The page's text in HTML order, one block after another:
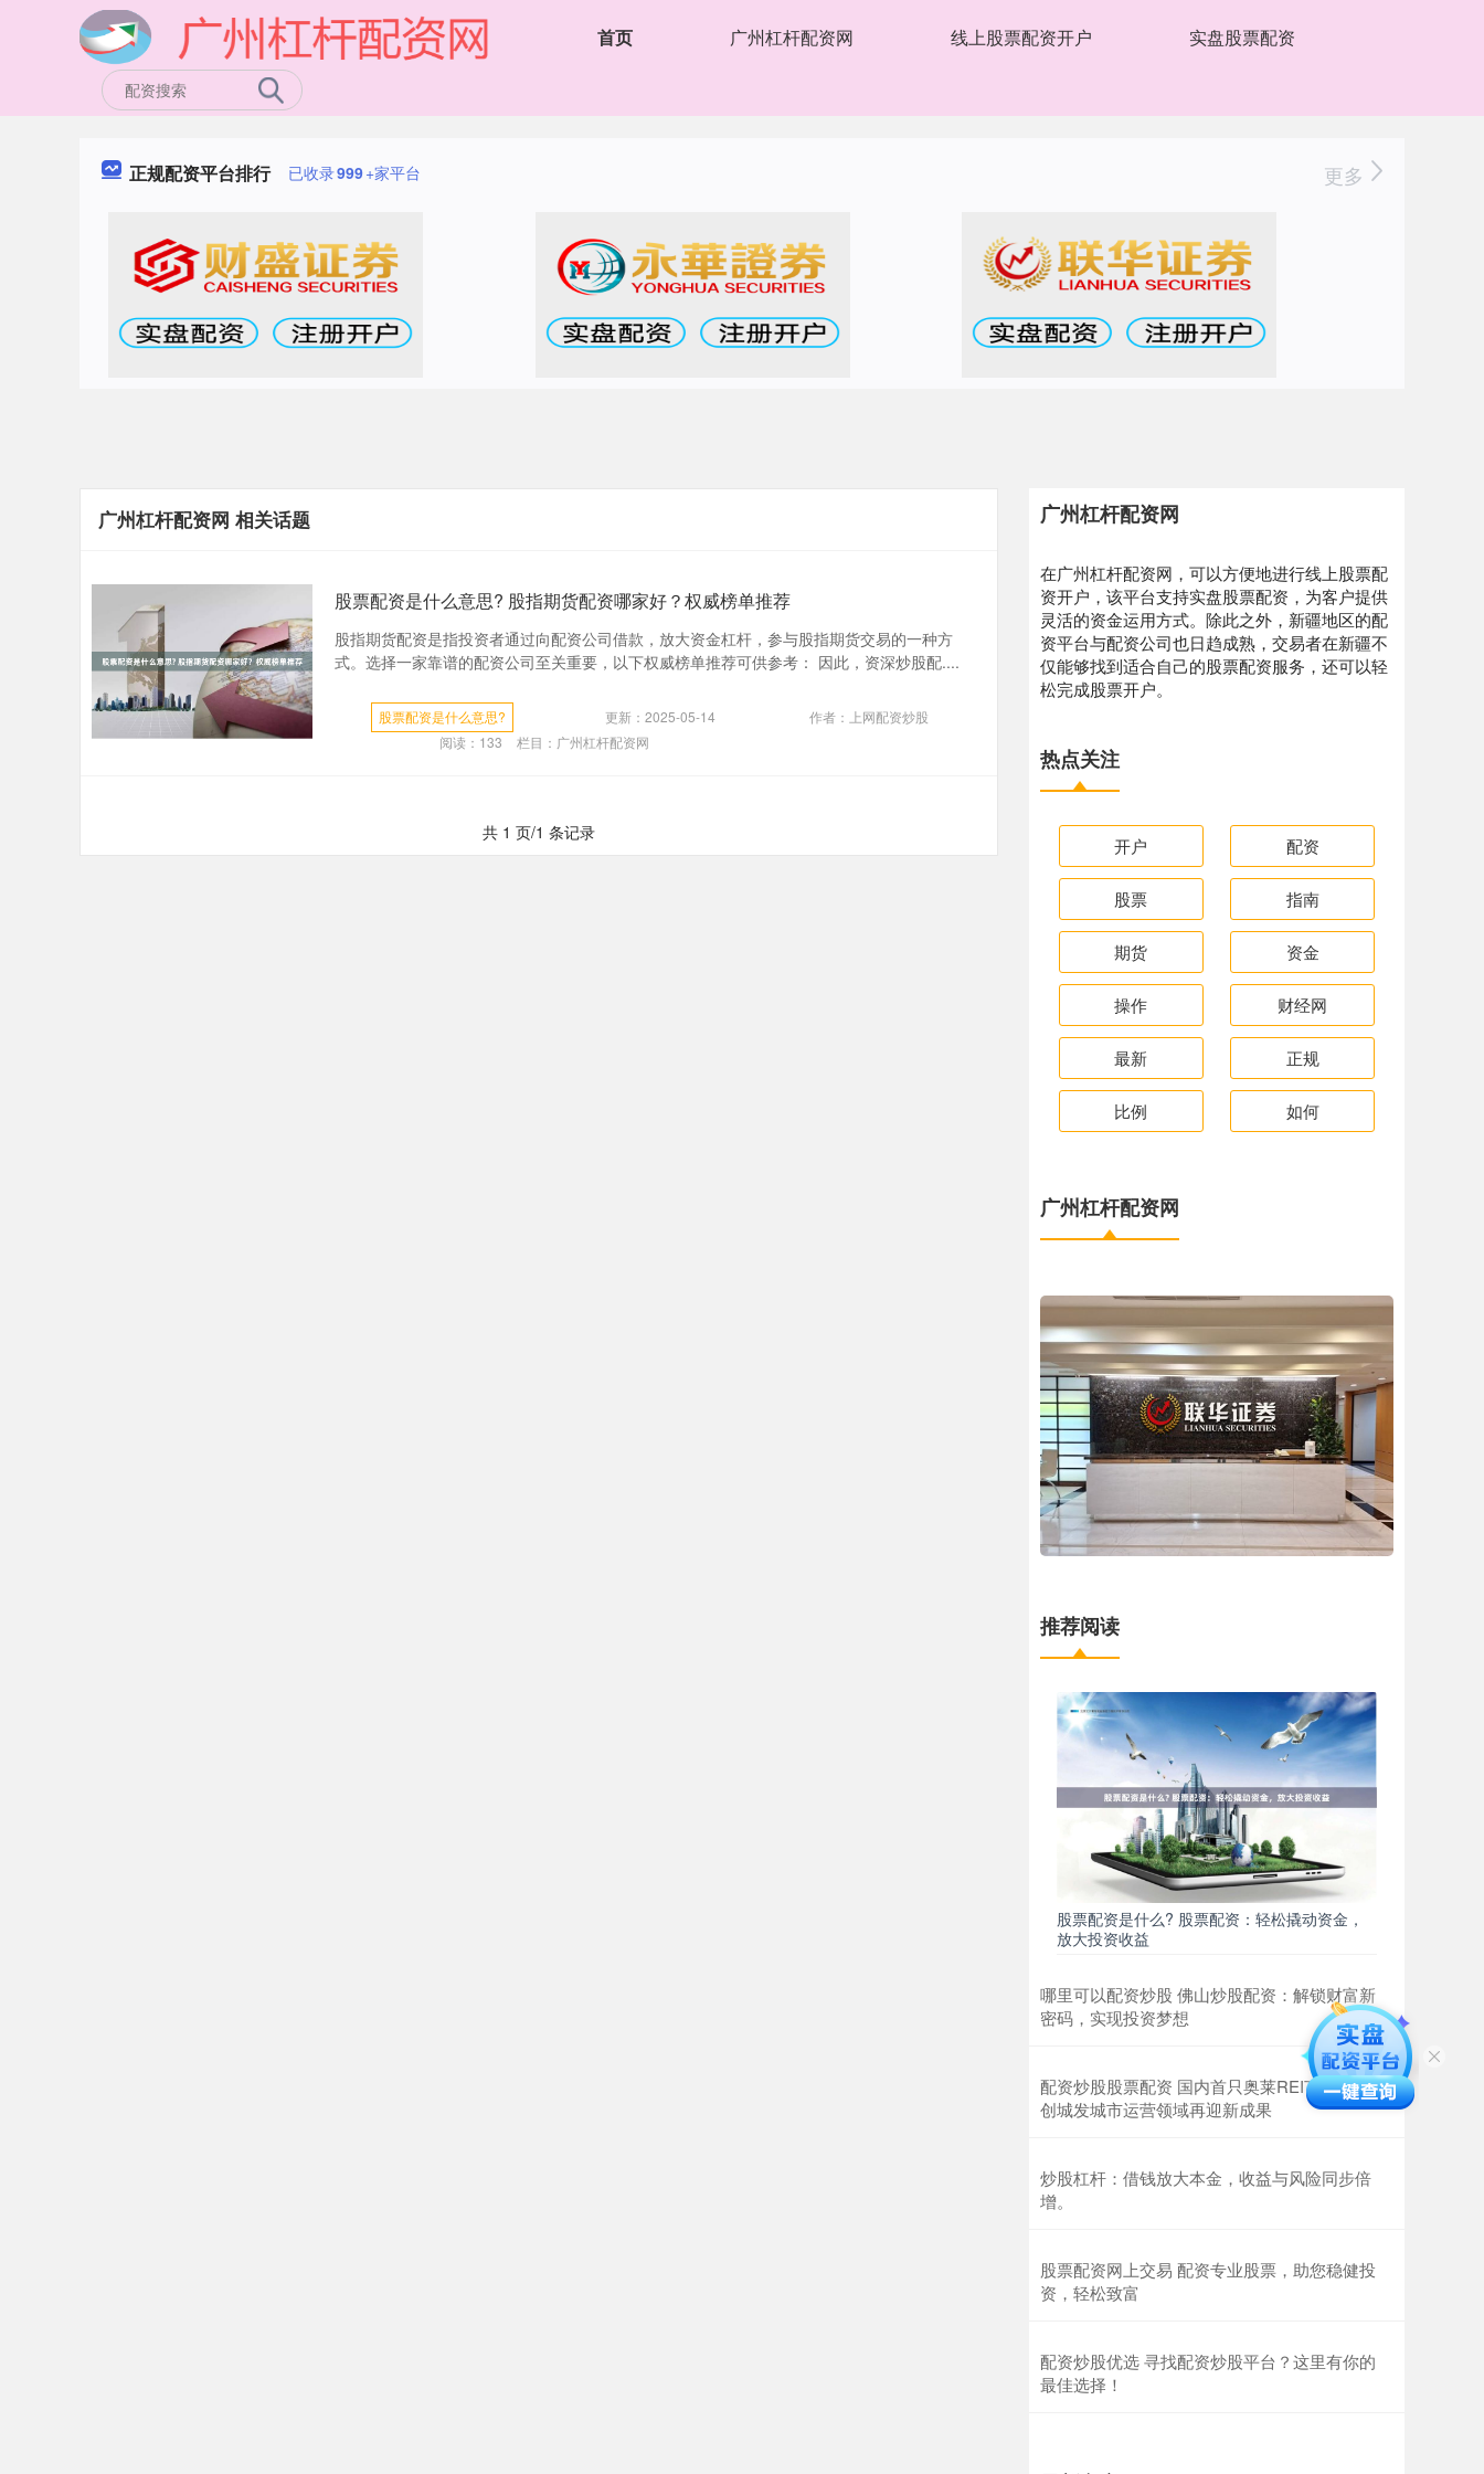
首页 广州杠杆配资网 线上股票配资开户 实盘股票配资
正规配资平台排行 已收录999+家平台 更多
广州杠杆配资网 相关话题
股票配资是什么意思? 股指期货配资哪家好？权威榜单推荐
股指期货配资是指投资者通过向配资公司借款，放大资金杠杆，参与股指期货交易的一种方
式。选择一家靠谱的配资公司至关重要，以下权威榜单推荐可供参考： 因此，资深炒股配....
股票配资是什么意思? 更新：2025-05-14
作者：上网配资炒股
阅读： 133 栏目： 广州杠杆配资网
共 1 页/1 条记录
广州杠杆配资网
在广州杠杆配资网，可以方便地进行线上股票配
资开户，该平台支持实盘股票配资，为客户提供
灵活的资金运用方式。除此之外，新疆地区的配
资平台与配资公司也日趋成熟，交易者在新疆不
仅能够找到适合自己的股票配资服务，还可以轻
松完成股票开户。
热点关注
开户 配资
股票 指南
期货 资金
操作 财经网
最新 正规
比例 如何
广州杠杆配资网
推荐阅读
股票配资是什么? 股票配资：轻松撬动资金，
放大投资收益
哪里可以配资炒股 佛山炒股配资：解锁财富新
密码，实现投资梦想
配资炒股股票配资 国内首只奥莱REITs获批 首
创城发城市运营领域再迎新成果
炒股杠杆：借钱放大本金，收益与风险同步倍
增。
股票配资网上交易 配资专业股票，助您稳健投
资，轻松致富
配资炒股优选 寻找配资炒股平台？这里有你的
最佳选择！